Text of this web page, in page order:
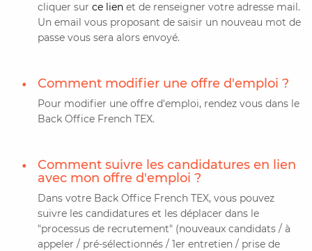
cliquer sur ce lien et de renseigner votre adresse mail.
Un email vous proposant de saisir un nouveau mot de
passe vous sera alors envoyé.
Comment modifier une offre d'emploi ?
Pour modifier une offre d'emploi, rendez vous dans le
Back Office French TEX.
Comment suivre les candidatures en lien
avec mon offre d'emploi ?
Dans votre Back Office French TEX, vous pouvez
suivre les candidatures et les déplacer dans le
"processus de recrutement" (nouveaux candidats / à
appeler / pré-sélectionnés / 1er entretien / prise de